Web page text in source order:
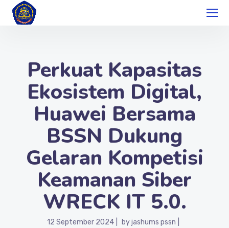
Perkuat Kapasitas
Ekosistem Digital,
Huawei Bersama
BSSN Dukung
Gelaran Kompetisi
Keamanan Siber
WRECK IT 5.0.
12 September 2024 byjashums pssn